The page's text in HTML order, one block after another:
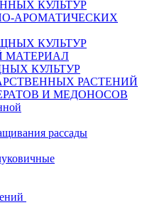
КУЛЬТУР
АРОМАТИЧЕСКИХ
КУЛЬТУР
МАТЕРИАЛ
КУЛЬТУР
РАСТЕНИЙ
И МЕДОНОСОВ
рассады